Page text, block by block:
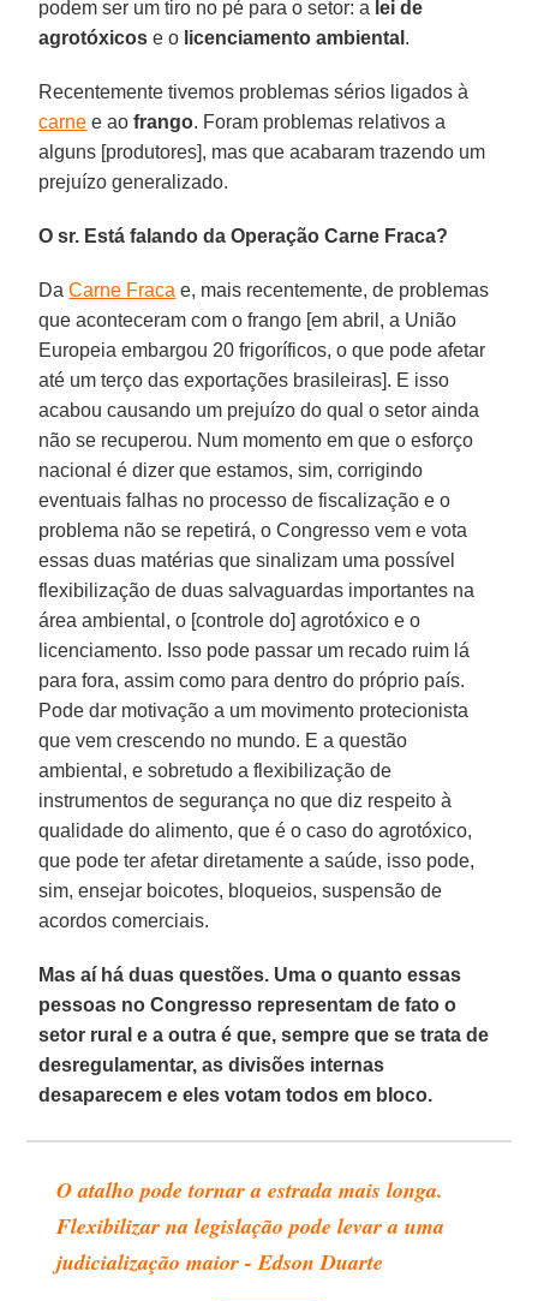
podem ser um tiro no pé para o setor: a lei de
agrotóxicos e o licenciamento ambiental .
Recentemente tivemos problemas sérios ligados à
carne e aofrango. Foram problemas relativos a
alguns [produtores], mas que acabaram trazendo um
prejuízo generalizado.
O sr. Está falando da Operação Carne Fraca?
DaCarne Fraca e, mais recentemente, de problemas
que aconteceram com o frango [em abril, a União
Europeia embargou 20 frigoríficos, o que pode afetar
até um terço das exportações brasileiras]. E isso
acabou causando um prejuízo do qual o setor ainda
não se recuperou. Num momento em que o esforço
nacional é dizer que estamos, sim, corrigindo
eventuais falhas no processo de fiscalização e o
problema não se repetirá, o Congresso vem e vota
essas duas matérias que sinalizam uma possível
flexibilização de duas salvaguardas importantes na
área ambiental, o [controle do] agrotóxico e o
licenciamento. Isso pode passar um recado ruim lá
para fora, assim como para dentro do próprio país.
Pode dar motivação a um movimento protecionista
que vem crescendo no mundo. E a questão
ambiental, e sobretudo a flexibilização de
instrumentos de segurança no que diz respeito à
qualidade do alimento, que é o caso do agrotóxico,
que pode ter afetar diretamente a saúde, isso pode,
sim, ensejar boicotes, bloqueios, suspensão de
acordos comerciais.
Mas aí há duas questões. Uma o quanto essas
pessoas no Congresso representam de fato o
setor rural e a outra é que, sempre que se trata de
desregulamentar, as divisões internas
desaparecem e eles votam todos em bloco.
O atalho pode tornar a estrada mais longa.
Flexibilizar na legislação pode levar a uma
judicialização maior - Edson Duarte